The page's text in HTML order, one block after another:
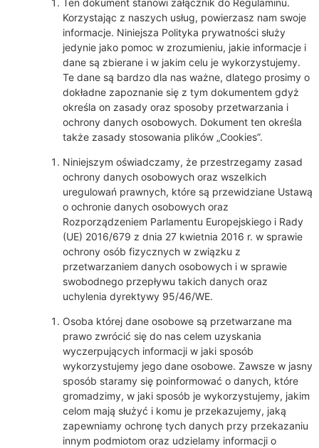
Ten dokument stanowi załącznik do Regulaminu.
Korzystając z naszych usług, powierzasz nam swoje
informacje. Niniejsza Polityka prywatności służy
jedynie jako pomoc w zrozumieniu, jakie informacje i
dane są zbierane i w jakim celu je wykorzystujemy.
Te dane są bardzo dla nas ważne, dlatego prosimy o
dokładne zapoznanie się z tym dokumentem gdyż
określa on zasady oraz sposoby przetwarzania i
ochrony danych osobowych. Dokument ten określa
także zasady stosowania plików „Cookies”.
Niniejszym oświadczamy, że przestrzegamy zasad
ochrony danych osobowych oraz wszelkich
uregulowań prawnych, które są przewidziane Ustawą
o ochronie danych osobowych oraz
Rozporządzeniem Parlamentu Europejskiego i Rady
(UE) 2016/679 z dnia 27 kwietnia 2016 r. w sprawie
ochrony osób fizycznych w związku z
przetwarzaniem danych osobowych i w sprawie
swobodnego przepływu takich danych oraz
uchylenia dyrektywy 95/46/WE.
Osoba której dane osobowe są przetwarzane ma
prawo zwrócić się do nas celem uzyskania
wyczerpujących informacji w jaki sposób
wykorzystujemy jego dane osobowe. Zawsze w jasny
sposób staramy się poinformować o danych, które
gromadzimy, w jaki sposób je wykorzystujemy, jakim
celom mają służyć i komu je przekazujemy, jaką
zapewniamy ochronę tych danych przy przekazaniu
innym podmiotom oraz udzielamy informacji o